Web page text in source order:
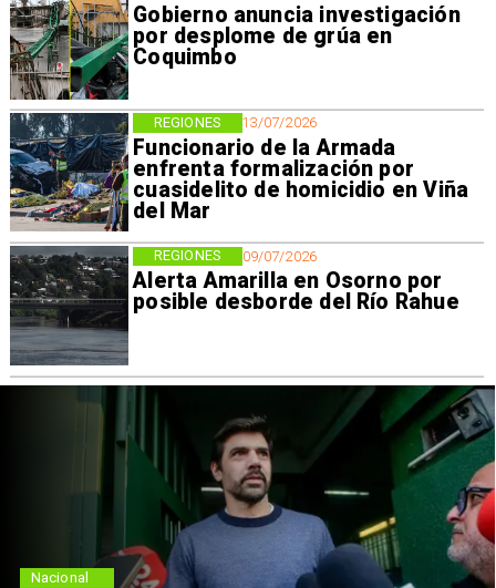
Gobierno anuncia investigación
por desplome de grúa en
Coquimbo
13/07/2026
Funcionario de la Armada
enfrenta formalización por
cuasidelito de homicidio en Viña
del Mar
REGIONES
09/07/2026
Alerta Amarilla en Osorno por
posible desborde del Río Rahue
REGIONES
Nacional